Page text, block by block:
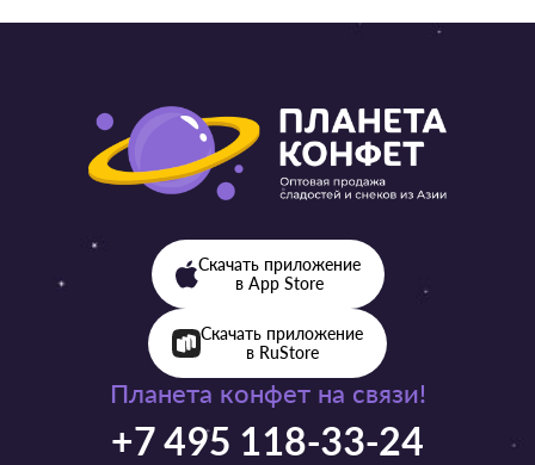
Планета конфет на связи!
+7 495 118-33-24
Скачать приложение
в App Store
Скачать приложение
в RuStore